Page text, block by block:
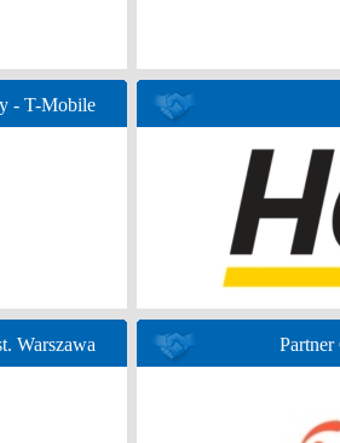
- T-Mobile
Warszawa